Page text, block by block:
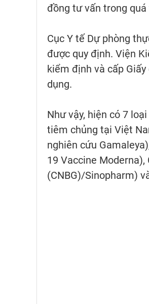
đồng tư vấn trong
Cục Y tế Dự phòng
được quy định. Viện
kiểm định và cấp
dụng.
Như vậy, hiện có 7
tiêm chủng tại Việt
nghiên cứu
19 Vaccine
(CNBG)/Sinopharm)